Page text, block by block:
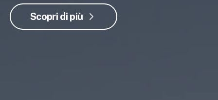
Scopri di più